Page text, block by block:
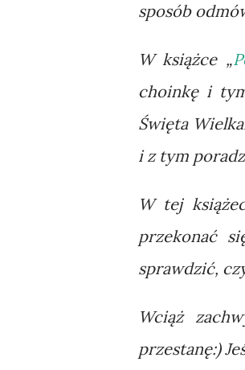
sposób
W książce „
choinkę i
Święta
i z tym
W tej
przekonać
sprawdzić,
Wciąż
przestanę:)